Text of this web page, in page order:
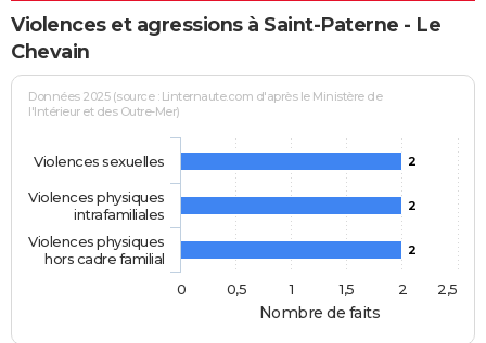
Violences et agressions à Saint-Paterne - Le
Chevain
Nombre de faits
Données 2025 (source : Linternaute.com d'après le Ministère de
l'Intérieur et des Outre-Mer)
2
2
2
Violences sexuelles
Violences physiques
intrafamiliales
Violences physiques
hors cadre familial
0
0,5 1 1,5 2 2,5